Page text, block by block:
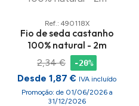
Ref.: 490118X
Fio de seda castanho
100% natural - 2m
2,34 € -20%
Desde 1,87 € IVA incluído
Promoção: de 01/06/2026 a
31/12/2026